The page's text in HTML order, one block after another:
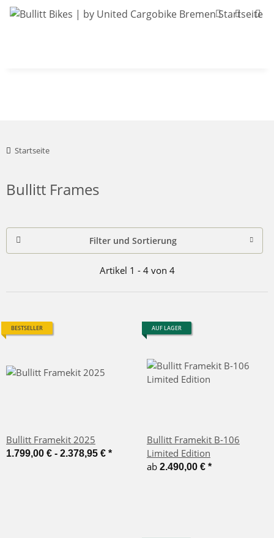
Startseite
Bullitt Frames
Filter und Sortierung
Artikel 1 - 4 von 4
BESTSELLER
Bullitt Framekit 2025
1.799,00 € - 2.378,95 € *
AUF LAGER
Bullitt Framekit B-106
Limited Edition
ab 2.490,00 € *